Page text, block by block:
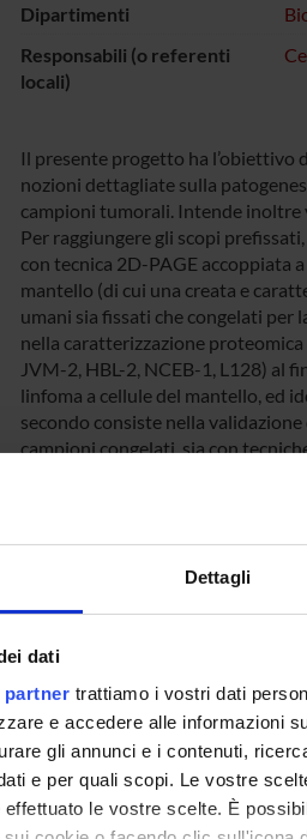
Dettagli
dati
partner trattiamo i vostri dati
e accedere alle informazioni
gli annunci e i contenuti,
e per quali scopi. Le vostre
le vostre scelte. È
Dipartimenti
Responsabili (o referenti
locali)
Il presente progetto ha l’obiettivo
nozioni dettagliate sulla
campioni tumorali. Intende
Per raggiungere gli scopi
con tecnica 2D-PAGE accoppiata
mantello (di cui una creata e
umani sia fissati che congelati
nella caratterizzazione
JVM-2, HBL-2, NCEB-1, L128) al
linfoma a cellule del mantello, ed
secondo consiste nella
campioni congelati, sia con
tecnologia delle micromatrici
ENTI FINANZIATORI:
Ateneo
PARTECIPANTI AL PROGETTO